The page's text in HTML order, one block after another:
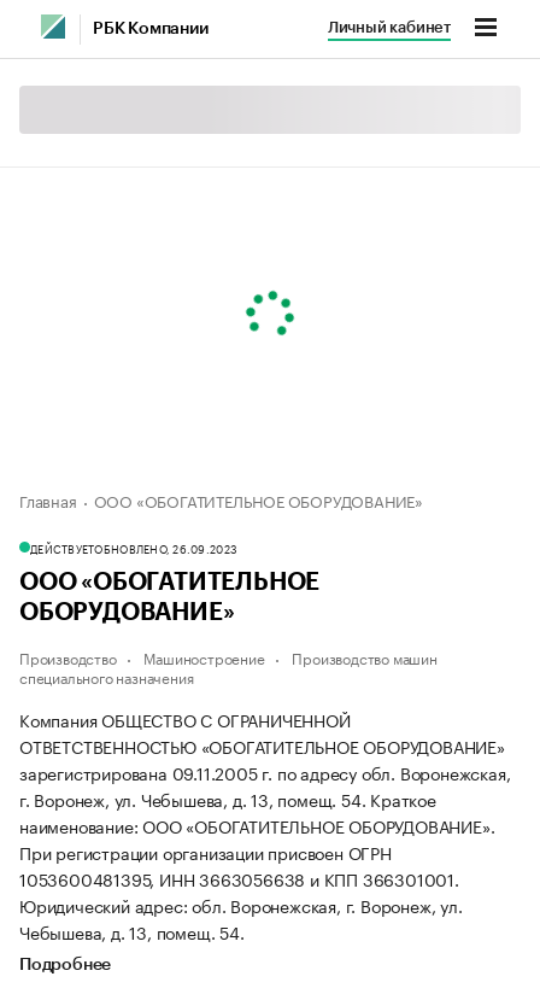
РБК Компании Личный кабинет
Главная ООО «ОБОГАТИТЕЛЬНОЕ ОБОРУДОВАНИЕ»
ДЕЙСТВУЕТОБНОВЛЕНО, 26.09.2023
ООО «ОБОГАТИТЕЛЬНОЕ
ОБОРУДОВАНИЕ»
Производство Машиностроение
Производство машин
специального назначения
Компания ОБЩЕСТВО С ОГРАНИЧЕННОЙ
ОТВЕТСТВЕННОСТЬЮ «ОБОГАТИТЕЛЬНОЕ ОБОРУДОВАНИЕ»
зарегистрирована 09.11.2005 г. по адресу обл. Воронежская,
г. Воронеж, ул. Чебышева, д. 13, помещ. 54. Краткое
наименование: ООО «ОБОГАТИТЕЛЬНОЕ ОБОРУДОВАНИЕ».
При регистрации организации присвоен ОГРН
1053600481395, ИНН 3663056638 и КПП 366301001.
Юридический адрес: обл. Воронежская, г. Воронеж, ул.
Чебышева, д. 13, помещ. 54.
Подробнее